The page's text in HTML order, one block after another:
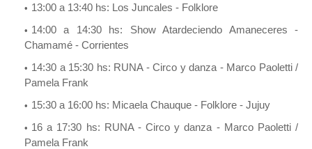
13:00 a 13:40 hs: Los Juncales - Folklore
14:00 a 14:30 hs: Show Atardeciendo Amaneceres -
Chamamé - Corrientes
14:30 a 15:30 hs: RUNA - Circo y danza - Marco Paoletti /
Pamela Frank
15:30 a 16:00 hs: Micaela Chauque - Folklore - Jujuy
16 a 17:30 hs: RUNA - Circo y danza - Marco Paoletti /
Pamela Frank